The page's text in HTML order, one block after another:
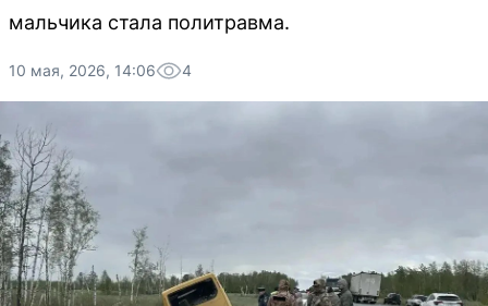
мальчика стала политравма.
10 мая, 2026, 14:06 4